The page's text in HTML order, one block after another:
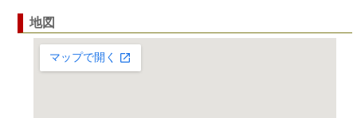
地図